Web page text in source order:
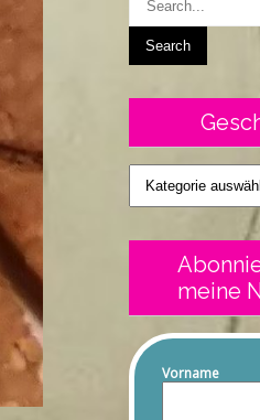
Geschriebenes
meine
Vorname